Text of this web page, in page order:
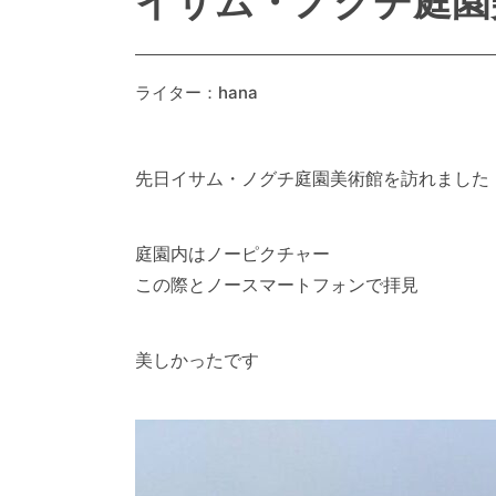
ライター：hana
先日イサム・ノグチ庭園美術館を訪れました
庭園内はノーピクチャー
この際とノースマートフォンで拝見
美しかったです